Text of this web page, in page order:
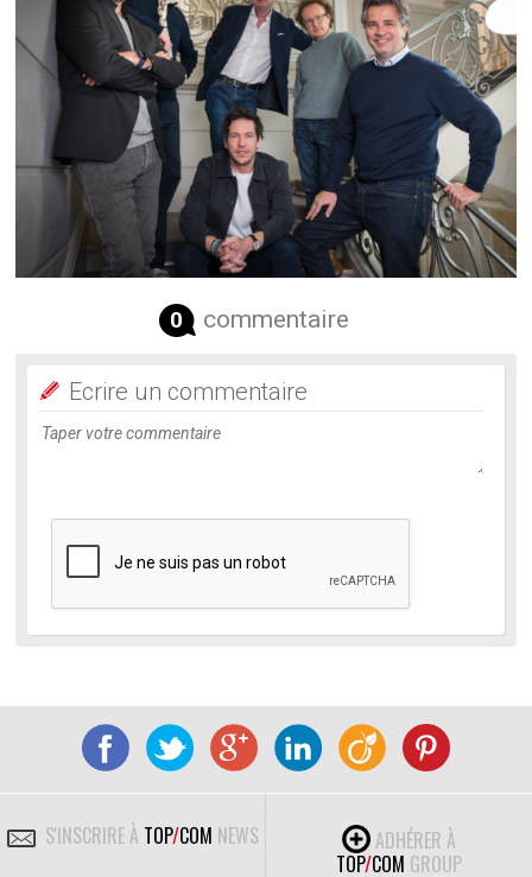
0 commentaire
Ecrire un commentaire
S'INSCRIRE À TOP/COM NEWS
ADHÉRER À
TOP/COM GROUP